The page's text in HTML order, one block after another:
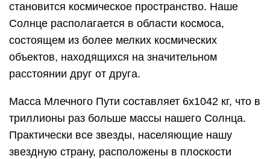
становится космическое пространство. Наше
Солнце располагается в области космоса,
состоящем из более мелких космических
объектов, находящихся на значительном
расстоянии друг от друга.
Масса Млечного Пути составляет 6х1042 кг, что в
триллионы раз больше массы нашего Солнца.
Практически все звезды, населяющие нашу
звездную страну, расположены в плоскости